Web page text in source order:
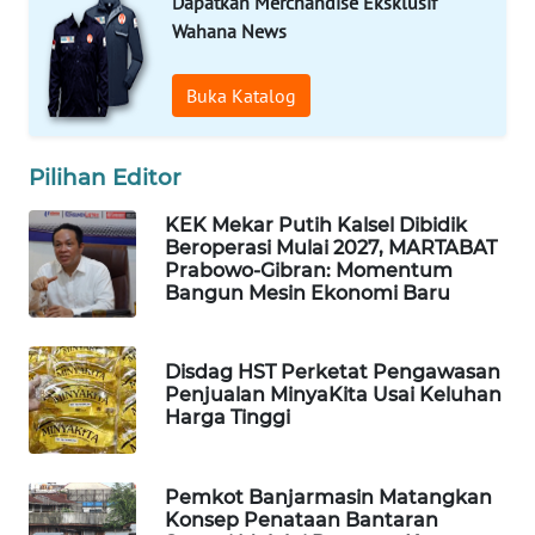
Wahana News
Buka Katalog
Pilihan Editor
KEK Mekar Putih Kalsel Dibidik
Beroperasi Mulai 2027, MARTABAT
Prabowo-Gibran: Momentum
Bangun Mesin Ekonomi Baru
Disdag HST Perketat Pengawasan
Penjualan MinyaKita Usai Keluhan
Harga Tinggi
Pemkot Banjarmasin Matangkan
Konsep Penataan Bantaran
WAHANA
SPORT
WAHANA
UMKM
WAHANA
SELEB
WAHANA
PERSONA
WAHANA
OTOMOTIF
WAHANA
HEALTH